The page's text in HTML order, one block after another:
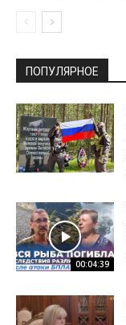
ПОПУЛЯРНОЕ
00:04:39